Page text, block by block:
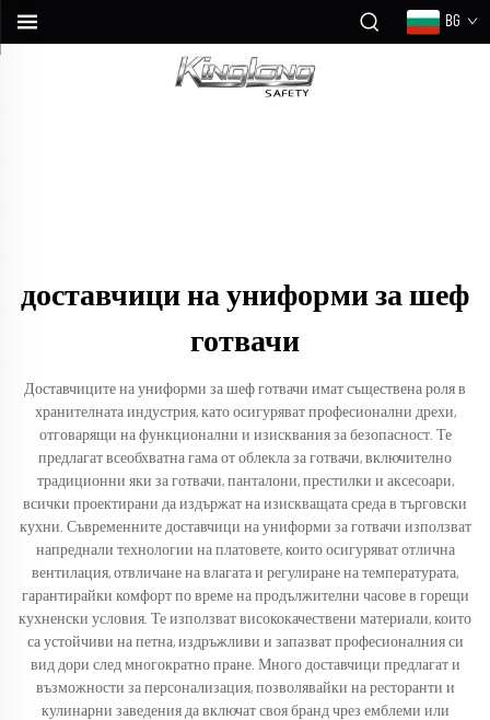
BG
доставчици на униформи за шеф
готвачи
Доставчиците на униформи за шеф готвачи имат съществена роля в
хранителната индустрия, като осигуряват професионални дрехи,
отговарящи на функционални и изисквания за безопасност. Те
предлагат всеобхватна гама от облекла за готвачи, включително
традиционни яки за готвачи, панталони, престилки и аксесоари,
всички проектирани да издържат на изискващата среда в търговски
кухни. Съвременните доставчици на униформи за готвачи използват
напреднали технологии на платовете, които осигуряват отлична
вентилация, отвличане на влагата и регулиране на температурата,
гарантирайки комфорт по време на продължителни часове в горещи
кухненски условия. Те използват висококачествени материали, които
са устойчиви на петна, издръжливи и запазват професионалния си
вид дори след многократно пране. Много доставчици предлагат и
възможности за персонализация, позволявайки на ресторанти и
кулинарни заведения да включат своя бранд чрез емблеми или